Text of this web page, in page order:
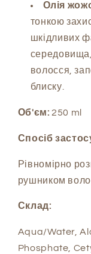
Олія
тонкою
шкідливих
середовища,
волосся,
блиску.
Об'єм:250 ml
Спосіб
Рівномірно
рушником
Склад:
Aqua/Water,
Phosphate,